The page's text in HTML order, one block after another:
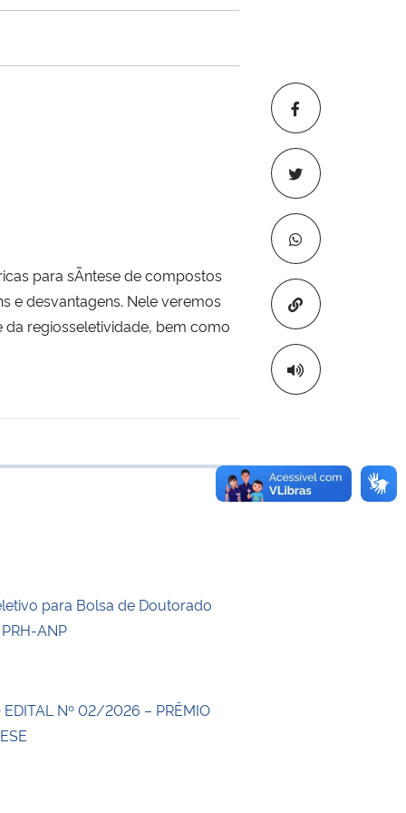
Copiar para
para sÃ­ntese de compostos
e desvantagens. Nele veremos
regiosseletividade, bem como
transferência
para Bolsa de Doutorado
ANP
EDITAL Nº 02/2026 – PRÊMIO